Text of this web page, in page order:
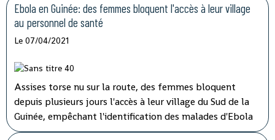
Ebola en Guinée: des femmes bloquent l'accès à leur village
au personnel de santé
Le 07/04/2021
Assises torse nu sur la route, des femmes bloquent
depuis plusieurs jours l'accès à leur village du Sud de la
Guinée, empêchant l'identification des malades d'Ebola
et les vaccinations, ont indiqué mardi les autorités, qui